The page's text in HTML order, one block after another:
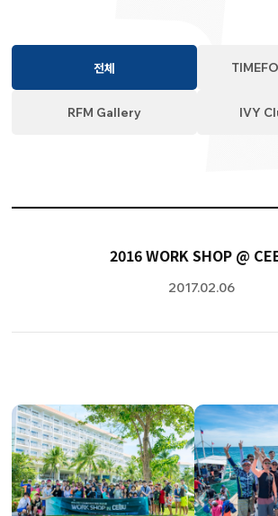
전체
RFM Gallery IVY
2016 WORK SHOP @
2017.02.06